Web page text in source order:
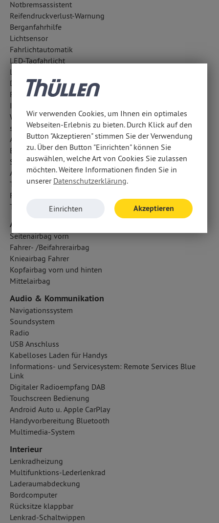
Notbremsassistent
Reifendruckverlust-Warnung
Berganfahrhilfe
Lichtsensor
Fahrlichtautomatik
LED-Tagfahrlicht
LED-Scheinwerfer
Diebstahlwarnanlage
Regensensor
ISOFIX Kindersitzbefestigung
Wegfahrsperre
selbstlenkende Einparkhilfe
Außentemperatur Anzeige
Bergabfahrhilfe
Surround-Kamerasystem
Aufmerksamkeitsassistent
Traktionskontrolle
Fahrerassistenzpaket: Ausweich-Assistent
Totwinkel-Assistent
Airbags
Seitenairbag vorn
Fahrer- /Beifahrerairbag
Knieairbag Fahrer
Kopfairbag vorn und hinten
Mittelairbag
Audio & Kommunikation
Navigationssystem
Soundsystem
Radio
USB Anschluss
Kabelloses Laden für Handys
Informations- und Servicesystem: Remote Services Blue
Link
Digitaler Radioempfang DAB
Touchscreen Bedienung
Android Auto u. Apple CarPlay
Handyvorbereitung Bluetooth
Multimedia-System
Interieur
Lenkradheizung
Multifunktions-Lederlenkrad
Laderaumabdeckung
Bordcomputer
Rücksitze klappbar
Lenkrad-Schaltwippen
Wir verwenden Cookies, um Ihnen ein optimales
Webseiten-Erlebnis zu bieten. Durch Klick auf den
Button "Akzeptieren" stimmen Sie der Verwendung
zu. Über den Button "Einrichten" können Sie
auswählen, welche Art von Cookies Sie zulassen
möchten. Weitere Informationen finden Sie in
unserer Datenschutzerklärung.
Einrichten Akzeptieren